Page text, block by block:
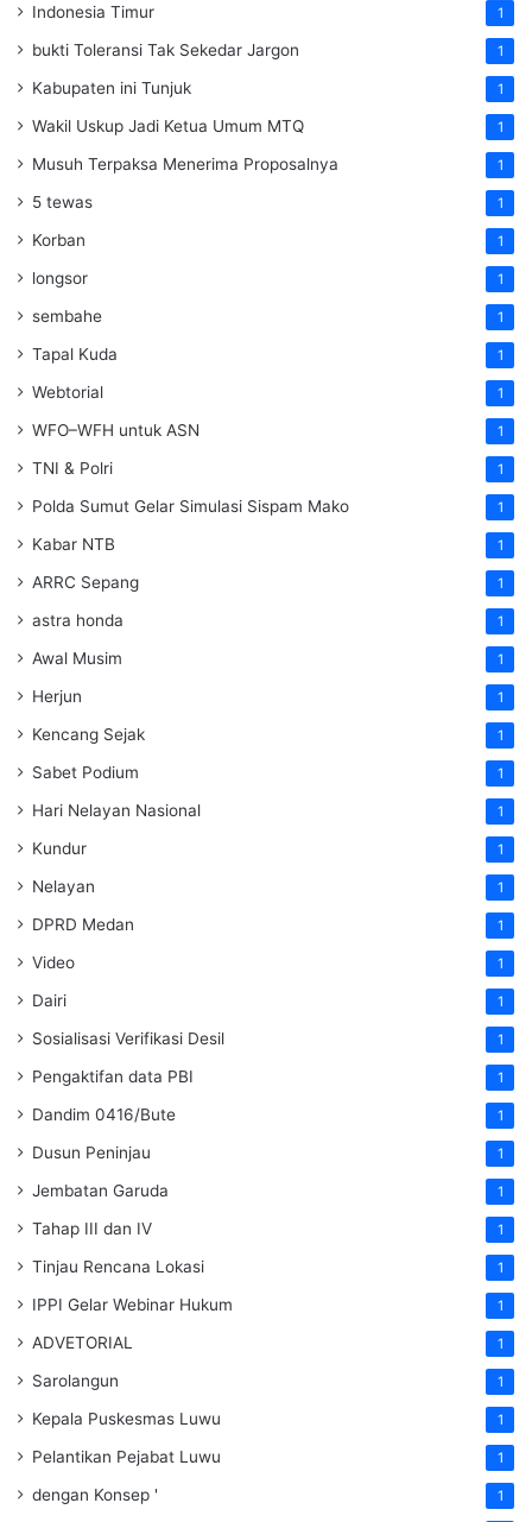
Indonesia Timur 1
bukti Toleransi Tak Sekedar Jargon 1
Kabupaten ini Tunjuk 1
Wakil Uskup Jadi Ketua Umum MTQ 1
Musuh Terpaksa Menerima Proposalnya 1
5 tewas 1
Korban 1
longsor 1
sembahe 1
Tapal Kuda 1
Webtorial 1
WFO–WFH untuk ASN 1
TNI & Polri 1
Polda Sumut Gelar Simulasi Sispam Mako 1
Kabar NTB 1
ARRC Sepang 1
astra honda 1
Awal Musim 1
Herjun 1
Kencang Sejak 1
Sabet Podium 1
Hari Nelayan Nasional 1
Kundur 1
Nelayan 1
DPRD Medan 1
Video 1
Dairi 1
Sosialisasi Verifikasi Desil 1
Pengaktifan data PBI 1
Dandim 0416/Bute 1
Dusun Peninjau 1
Jembatan Garuda 1
Tahap III dan IV 1
Tinjau Rencana Lokasi 1
IPPI Gelar Webinar Hukum 1
ADVETORIAL 1
Sarolangun 1
Kepala Puskesmas Luwu 1
Pelantikan Pejabat Luwu 1
dengan Konsep ' 1